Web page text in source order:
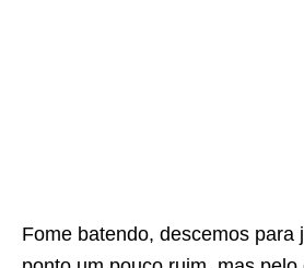
Fome batendo, descemos para